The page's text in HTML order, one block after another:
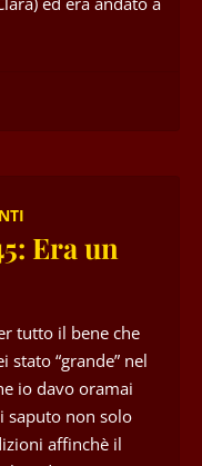
Era un
tutto il bene che
stato “grande” nel
io davo oramai
saputo non solo
affinchè il